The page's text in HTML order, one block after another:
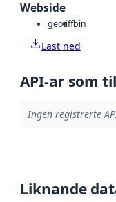
Webside
geotiffbin
Last ned
API-ar som
Ingen registrerte
Liknande